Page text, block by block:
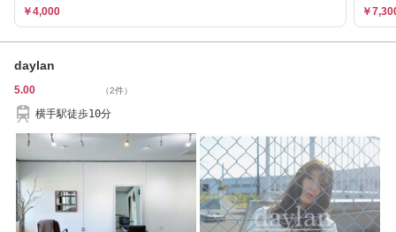
￥4,000 ￥
daylan
5.00 （2件）
横手駅徒歩10分